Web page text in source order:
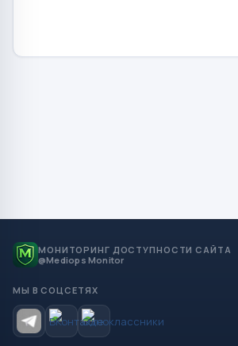
МОНИТОРИНГ ДОСТУПНОСТИ САЙТА
@Mediops Monitor
МЫ В СОЦСЕТЯХ